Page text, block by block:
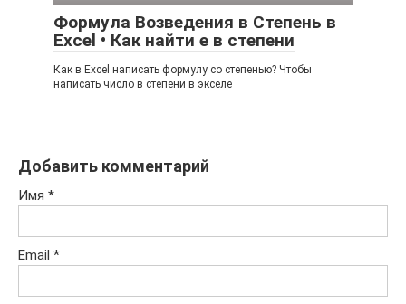
Формула Возведения в Степень в
Excel • Как найти е в степени
Как в Excel написать формулу со степенью? Чтобы
написать число в степени в экселе
Добавить комментарий
Имя *
Email *